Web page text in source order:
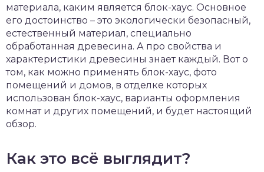
материала, каким является блок-хаус. Основное
его достоинство – это экологически безопасный,
естественный материал, специально
обработанная древесина. А про свойства и
характеристики древесины знает каждый. Вот о
том, как можно применять блок-хаус, фото
помещений и домов, в отделке которых
использован блок-хаус, варианты оформления
комнат и других помещений, и будет настоящий
обзор.
Как это всё выглядит?
крыши и кровли
и уход